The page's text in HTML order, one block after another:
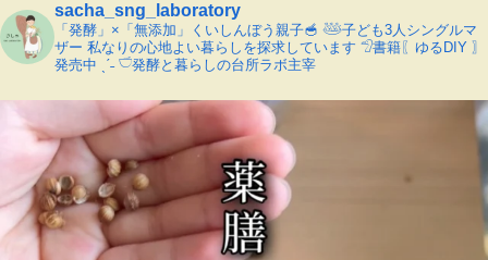
sacha_sng_laboratory
「発酵」×「無添加」くいしんぼう親子🥣 𓅸子ども3人シングルマ
ザー 私なりの心地よい暮らしを探求しています 𓅿書籍〖ゆるDIY 〗
発売中 ˎˊ˗𓎩発酵と暮らしの台所ラボ主宰